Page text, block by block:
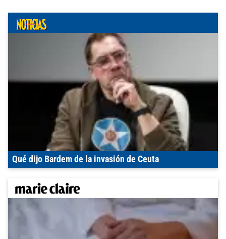
Qué dijo Bardem de la invasión de Ceuta